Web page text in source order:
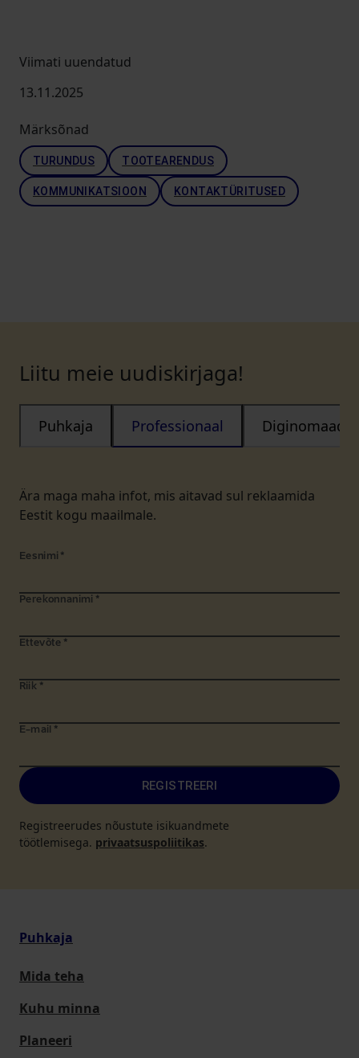
Viimati uuendatud
13.11.2025
Märksõnad
TURUNDUS TOOTEARENDUS
KOMMUNIKATSIOON KONTAKTÜRITUSED
Liitu meie uudiskirjaga!
Ära maga maha infot, mis aitavad sul reklaamida
Eestit kogu maailmale.
Puhkaja Professionaal Diginomaad
Eesnimi *
Perekonnanimi *
Ettevõte *
Riik *
E-mail *
REGISTREERI
Registreerudes nõustute isikuandmete
töötlemisega. privaatsuspoliitikas.
Puhkaja
Mida teha
Kuhu minna
Planeeri